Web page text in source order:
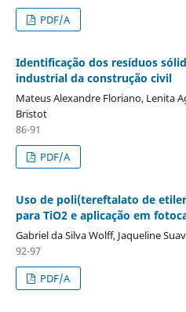
PDF/A
Identificação dos resíduos
industrial da construção civil
Mateus Alexandre Floriano, Lenita
Bristot
86-91
PDF/A
Uso de poli(tereftalato de
para TiO2 e aplicação em
Gabriel da Silva Wolff, Jaqueline
92-97
PDF/A